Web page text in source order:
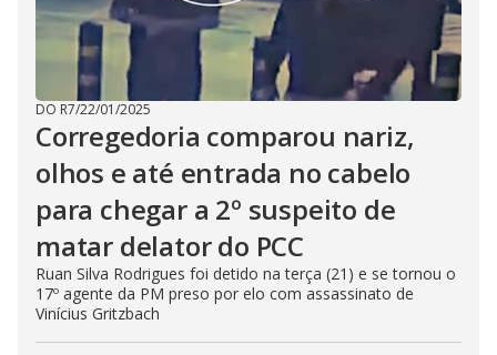
DO R7/22/01/2025
Corregedoria comparou nariz,
olhos e até entrada no cabelo
para chegar a 2º suspeito de
matar delator do PCC
Ruan Silva Rodrigues foi detido na terça (21) e se tornou o
17º agente da PM preso por elo com assassinato de
Vinícius Gritzbach